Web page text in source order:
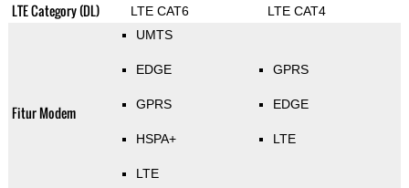
LTE Category (DL) LTE CAT6 LTE CAT4
Fitur Modem
UMTS
EDGE
GPRS
HSPA+
LTE
GPRS
EDGE
LTE